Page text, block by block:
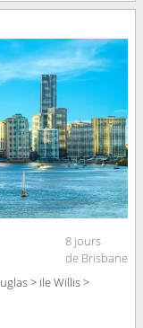
8 jours
de Brisbane
> ile Willis >